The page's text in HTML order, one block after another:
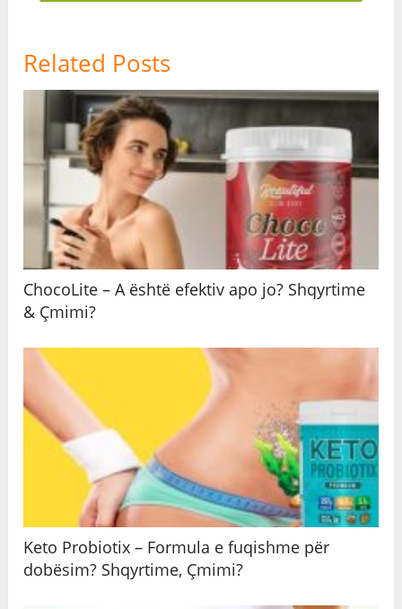
Related Posts
ChocoLite – A është efektiv apo jo? Shqyrtime
& Çmimi?
Keto Probiotix – Formula e fuqishme për
dobësim? Shqyrtime, Çmimi?